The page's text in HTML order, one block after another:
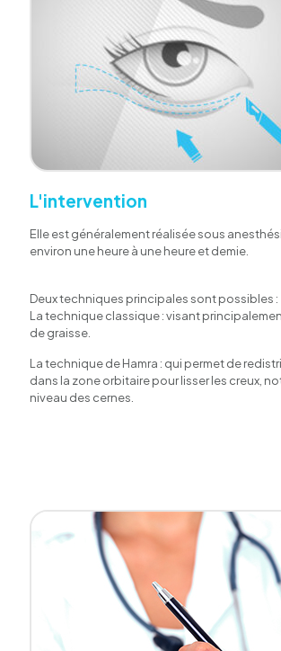
L'intervention
Elle est généralement réalisée sous
environ une heure à une heure et demie.
Deux techniques principales sont possibles :
La technique classique : visant
de graisse.
La technique de Hamra : qui permet de
dans la zone orbitaire pour lisser les creux,
niveau des cernes.